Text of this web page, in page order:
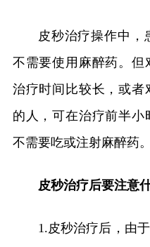
皮秒治疗操作中，
不需要使用麻醉药。但
治疗时间比较长，或者
的人，可在治疗前半小
不需要吃或注射麻醉药。
皮秒治疗后要注意
1.皮秒治疗后，由